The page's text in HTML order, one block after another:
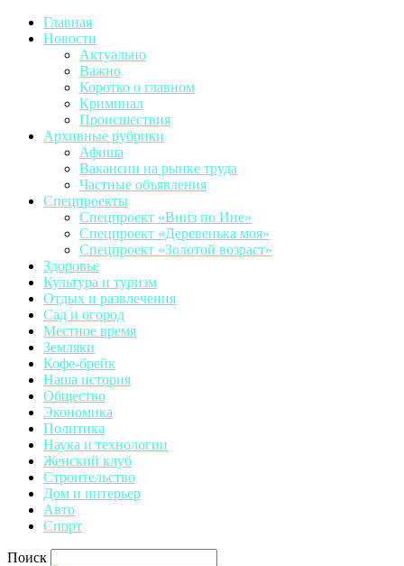
Главная
Новости
Актуально
Важно
Коротко о главном
Криминал
Происшествия
Архивные рубрики
Афиша
Вакансии на рынке труда
Частные объявления
Спецпроекты
Спецпроект «Вниз по Ине»
Спецпроект «Деревенька моя»
Спецпроект «Золотой возраст»
Здоровье
Культура и туризм
Отдых и развлечения
Сад и огород
Местное время
Земляки
Кофе-брейк
Наша история
Общество
Экономика
Политика
Наука и технологии
Женский клуб
Строительство
Дом и интерьер
Авто
Спорт
Поиск